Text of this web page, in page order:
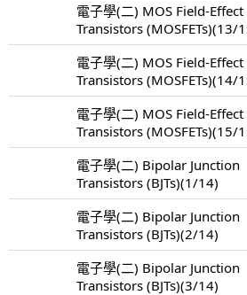
電子學(二) MOS Field-Effect
Transistors (MOSFETs)(13/
電子學(二) MOS Field-Effect
Transistors (MOSFETs)(14/
電子學(二) MOS Field-Effect
Transistors (MOSFETs)(15/
電子學(二) Bipolar Junction
Transistors (BJTs)(1/14)
電子學(二) Bipolar Junction
Transistors (BJTs)(2/14)
電子學(二) Bipolar Junction
Transistors (BJTs)(3/14)